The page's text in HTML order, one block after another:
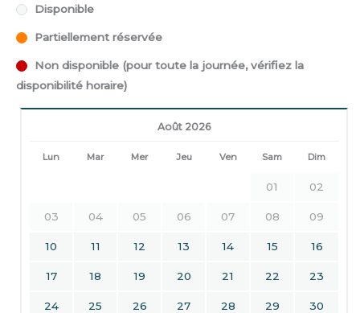
Disponible
Partiellement réservée
Non disponible (pour toute la journée, vérifiez la
disponibilité horaire)
Août 2026
Lun Mar Mer Jeu Ven Sam Dim
01 02
03 04 05 06 07 08 09
10 11 12 13 14 15 16
17 18 19 20 21 22 23
24 25 26 27 28 29 30